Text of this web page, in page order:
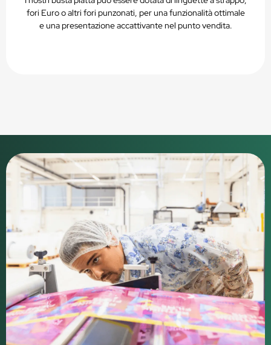
fori Euro o altri fori punzonati, per una funzionalità ottimale
e una presentazione accattivante nel punto vendita.